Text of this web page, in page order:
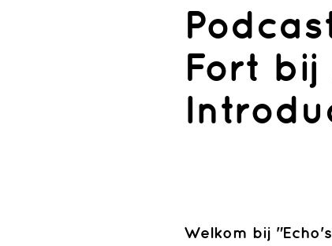
Fort bij
Welkom bij